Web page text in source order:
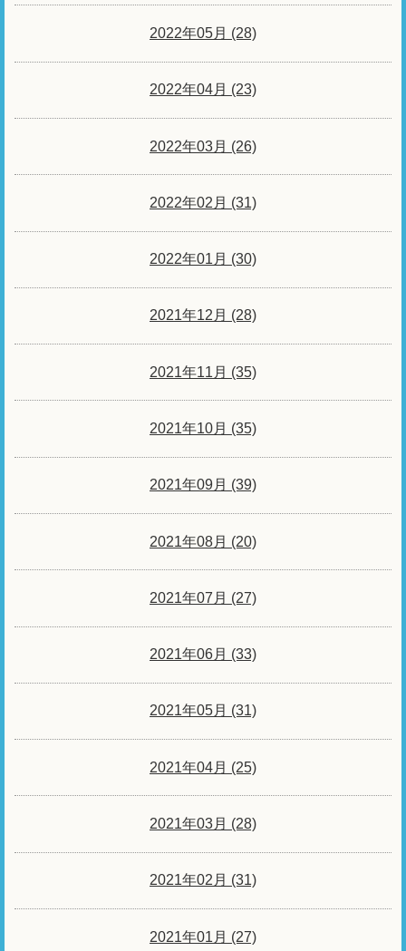
2022年05月 (28)
2022年04月 (23)
2022年03月 (26)
2022年02月 (31)
2022年01月 (30)
2021年12月 (28)
2021年11月 (35)
2021年10月 (35)
2021年09月 (39)
2021年08月 (20)
2021年07月 (27)
2021年06月 (33)
2021年05月 (31)
2021年04月 (25)
2021年03月 (28)
2021年02月 (31)
2021年01月 (27)